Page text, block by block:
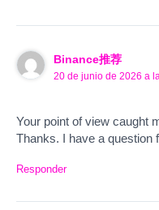
Binance推荐
20 de junio de 2026 a
Your point of view caught
Thanks. I have a question
Responder